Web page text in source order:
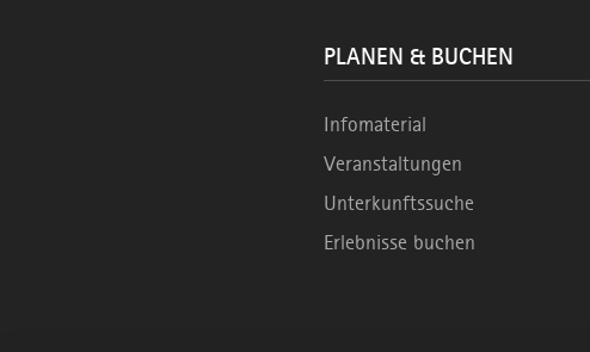
PLANEN & BUCHEN
Infomaterial
Veranstaltungen
Unterkunftssuche
Erlebnisse buchen